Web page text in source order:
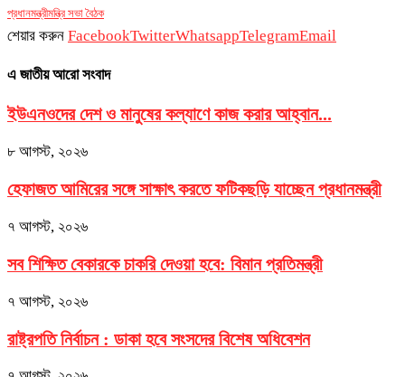
প্রধানমন্ত্রীমন্ত্রি সভা বৈঠক
শেয়ার করুন FacebookTwitterWhatsappTelegramEmail
এ জাতীয় আরো সংবাদ
ইউএনওদের দেশ ও মানুষের কল্যাণে কাজ করার আহ্বান...
৮ আগস্ট, ২০২৬
হেফাজত আমিরের সঙ্গে সাক্ষাৎ করতে ফটিকছড়ি যাচ্ছেন প্রধানমন্ত্রী
৭ আগস্ট, ২০২৬
সব শিক্ষিত বেকারকে চাকরি দেওয়া হবে: বিমান প্রতিমন্ত্রী
৭ আগস্ট, ২০২৬
রাষ্ট্রপতি নির্বাচন : ডাকা হবে সংসদের বিশেষ অধিবেশন